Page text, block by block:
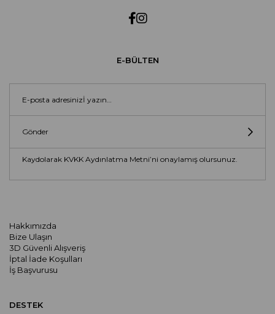
Hakkımızda
Bize Ulaşın
3D Güvenli Alışveriş
İptal İade Koşulları
İş Başvurusu
E-BÜLTEN
Gönder
Kaydolarak KVKK Aydınlatma Metni’ni onaylamış olursunuz.
DESTEK